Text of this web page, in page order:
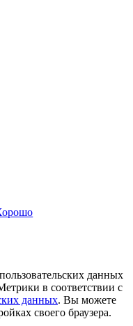
данных
в соответствии с
данных. Вы можете
своего браузера.